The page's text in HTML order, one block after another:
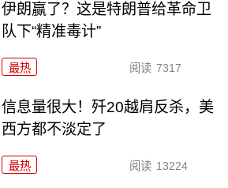
伊朗赢了？这是特朗普给革命卫
队下“精准毒计”
最热 阅读 7317
信息量很大！歼20越肩反杀，美
西方都不淡定了
最热 阅读 13224